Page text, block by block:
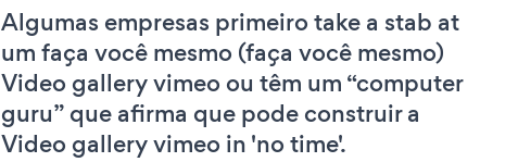
Algumas empresas primeiro take a stab at
um faça você mesmo (faça você mesmo)
Video gallery vimeo ou têm um “computer
guru” que afirma que pode construir a
Video gallery vimeo in 'no time'.